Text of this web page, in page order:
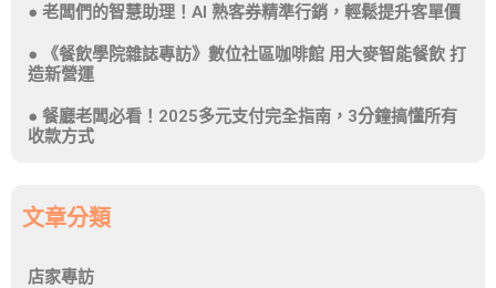
老闆們的智慧助理！AI 熟客券精準行銷，輕鬆提升客單價
《餐飲學院雜誌專訪》數位社區咖啡館 用大麥智能餐飲 打
造新營運
餐廳老闆必看！2025多元支付完全指南，3分鐘搞懂所有
收款方式
文章分類
店家專訪